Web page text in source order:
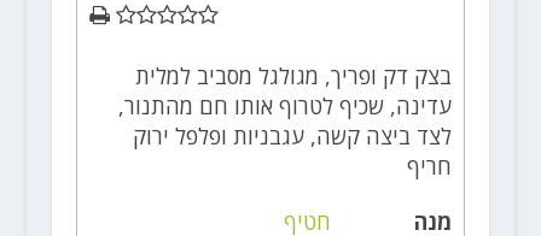
בצק דק ופריך, מגולגל מסביב למלית
עדינה, שכיף לטרוף אותו חם מהתנור,
לצד ביצה קשה, עגבניות ופלפל ירוק
חריף
מנה
חטיף